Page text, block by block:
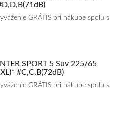
GRÁTIS pri nákupe spolu s
SPORT 5 Suv 225/65
#C,C,B(72dB)
GRÁTIS pri nákupe spolu s